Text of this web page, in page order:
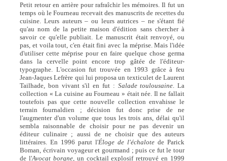
Petit retour en arrière pour rafraîchir les mémoires. Il fut un
temps où le Fourneau recevait des manuscrits de recettes du
cuisine. Leurs auteurs – ou leurs autrices – ne s'étant fié
qu'au nom de la petite maison d'édition sans chercher à
savoir ce qu'elle publiait. Le manuscrit était renvoyé, ou
pas, et voila tout, c'en était fini avec la méprise. Mais l'idée
d'utiliser cette méprise pour en faire quelque chose germa
dans la cervelle point encore trop gâtée de l'éditeur-
typographe. L'occasion fut trouvée en 1993 grâce à feu
Jean-Jaques Lefrère qui lui proposa un texticulet de Laurent
Tailhade, bon vivant s'il en fut : Salade toulousaine . La
collection « La cuisine au Fourneau » était née. Il ne fallait
toutefois pas que cette nouvelle collection envahisse le
terrain fournaldien ; décision fut donc prise de ne
l'augmenter d'un volume que tous les trois ans, délai qu'il
sembla raisonnable de choisir pour ne pas devenir un
éditeur culinaire ; aussi de ne choisir que des auteurs
littéraires. En 1996 parut l'Éloge de l'échalote de Parick
Boman, écrivain voyageur et gourmand ; puis ce fut le tour
de l'Avocat borgne, un cocktail explosif retrouvé en 1999